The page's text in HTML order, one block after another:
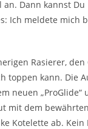
Dann kannst Du
Ich meldete mich
Rasierer, den
toppen kann. Die
neuen „ProGlide“
mit dem
Kotelette ab. Kein